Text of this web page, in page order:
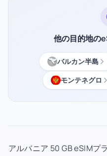
他の目的地の
バルカン半島
モンテネグロ
アルバニア 50 GB eSIMプ